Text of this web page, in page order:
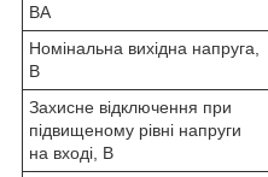
ВА
Номінальна вихідна напруга,
В
Захисне відключення при
підвищеному рівні напруги
на вході, В